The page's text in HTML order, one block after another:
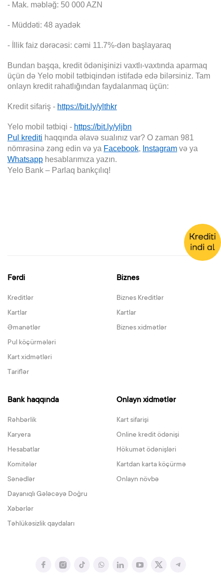
- Mak. məbləğ: 50 000 AZN
- Müddəti: 48 ayadək
- İllik faiz dərəcəsi: cəmi 11.7%-dən başlayaraq
Bundan başqa, kredit ödənişinizi vaxtlı-vaxtında aparmaq
üçün də Yelo mobil tətbiqindən istifadə edə bilərsiniz. Tam
onlayn kredit rahatlığından faydalanmaq üçün:
Kredit sifariş - https://bit.ly/ylthkr
Yelo mobil tətbiqi - https://bit.ly/yljbn
Pul krediti haqqında əlavə sualınız var? O zaman 981
nömrəsinə zəng edin və ya Facebook, Instagram və ya
Whatsapp hesablarımıza yazın.
Yelo Bank – Parlaq bankçılıq!
Fərdi
Kreditlər
Kartlar
Əmanətlər
Pul köçürmələri
Kart xidmətləri
Tariflər
Biznes
Biznes Kreditlər
Kartlar
Biznes xidmətlər
Bank haqqında
Rəhbərlik
Karyera
Hesabatlar
Komitələr
Sənədlər
Dayanıqlı Gələcəyə Doğru
Xəbərlər
Təhlükəsizlik qaydaları
Onlayn xidmətlər
Kart sifarişi
Online kredit ödənişi
Hökumət ödənişləri
Kartdan karta köçürmə
Onlayn növbə